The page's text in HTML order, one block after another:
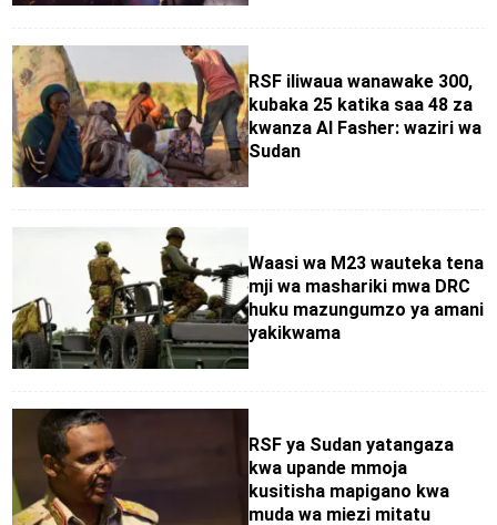
RSF iliwaua wanawake 300,
kubaka 25 katika saa 48 za
kwanza Al Fasher: waziri wa
Sudan
Waasi wa M23 wauteka tena
mji wa mashariki mwa DRC
huku mazungumzo ya amani
yakikwama
RSF ya Sudan yatangaza
kwa upande mmoja
kusitisha mapigano kwa
muda wa miezi mitatu